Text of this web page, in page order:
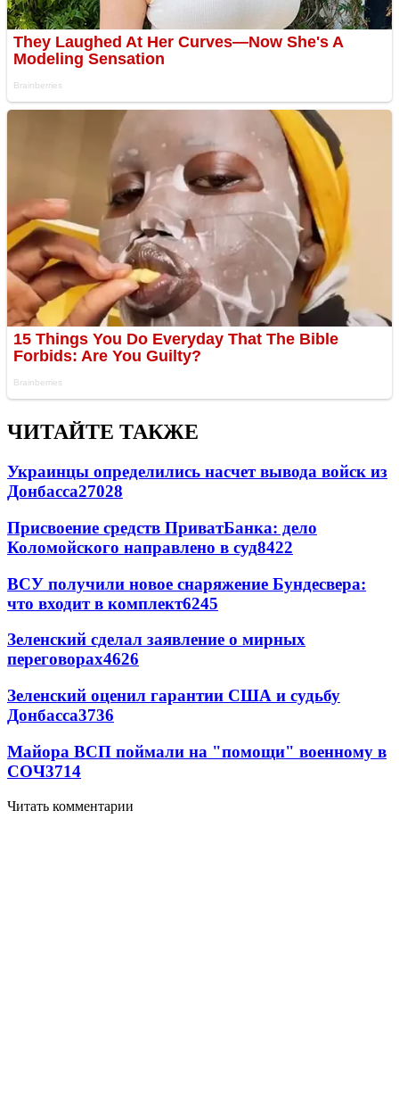
ЧИТАЙТЕ ТАКЖЕ
Украинцы определились насчет вывода войск из
Донбасса27028
Присвоение средств ПриватБанка: дело
Коломойского направлено в суд8422
ВСУ получили новое снаряжение Бундесвера:
что входит в комплект6245
Зеленский сделал заявление о мирных
переговорах4626
Зеленский оценил гарантии США и судьбу
Донбасса3736
Майора ВСП поймали на "помощи" военному в
СОЧ3714
Читать комментарии